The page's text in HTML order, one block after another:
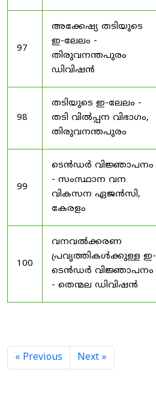
97
അക്കേഷ്യ തടിയുടെ
ഇ-ലേലം -
തിരുവനന്തപുരം
ഡിവിഷൻ
98
തടിയുടെ ഇ-ലേലം -
തടി വിൽപ്പന വിഭാഗം,
തിരുവനന്തപുരം
99
ടെൻഡർ വിജ്ഞാപനം
- സംസ്ഥാന വന
വികസന ഏജൻസി,
കേരളം
100
വനവൽക്കരണ
പ്രവൃത്തികൾക്കുള്ള ഇ-
ടെൻഡർ വിജ്ഞാപനം
- തെന്മല ഡിവിഷൻ
« Previous Next »